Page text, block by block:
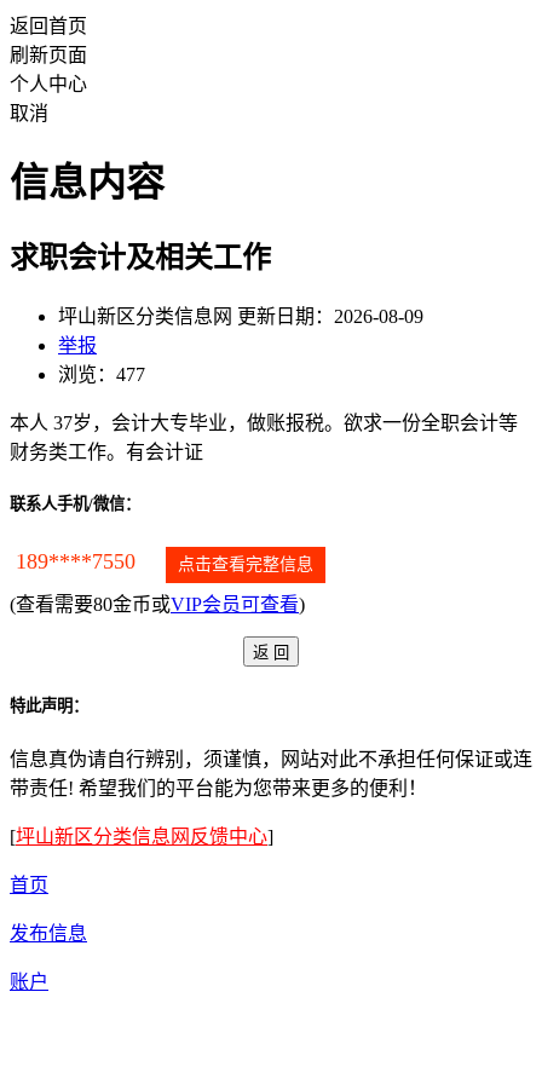
返回首页
刷新页面
个人中心
取消
信息内容
求职会计及相关工作
坪山新区分类信息网 更新日期：2026-08-09
举报
浏览：477
本人 37岁，会计大专毕业，做账报税。欲求一份全职会计等
财务类工作。有会计证
联系人手机/微信：
189****7550 点击查看完整信息
(查看需要80金币或VIP会员可查看)
特此声明：
信息真伪请自行辨别，须谨慎，网站对此不承担任何保证或连
带责任! 希望我们的平台能为您带来更多的便利！
[坪山新区分类信息网反馈中心]
首页
发布信息
账户